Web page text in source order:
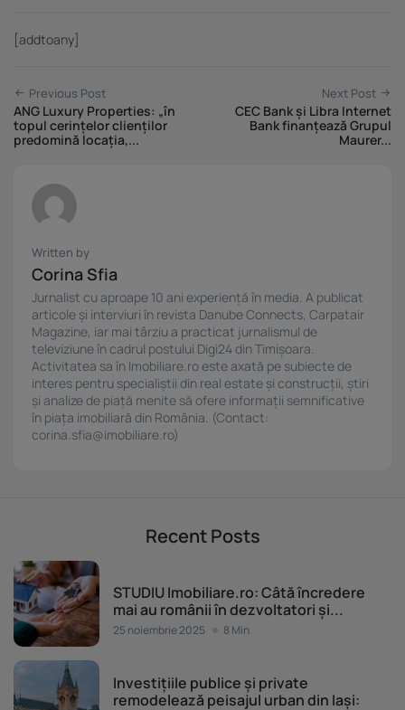
[addtoany]
Previous Post
ANG Luxury Properties: „în
topul cerințelor clienților
predomină locația,...
Next Post
CEC Bank și Libra Internet
Bank finanțează Grupul
Maurer...
Written by
Corina Sfia
Jurnalist cu aproape 10 ani experiență în media. A publicat
articole și interviuri în revista Danube Connects, Carpatair
Magazine, iar mai târziu a practicat jurnalismul de
televiziune în cadrul postului Digi24 din Timișoara.
Activitatea sa în Imobiliare.ro este axată pe subiecte de
interes pentru specialiștii din real estate și construcții, știri
și analize de piață menite să ofere informații semnificative
în piața imobiliară din România. (Contact:
corina.sfia@imobiliare.ro)
Recent Posts
STUDIU Imobiliare.ro: Câtă încredere
mai au românii în dezvoltatori și...
25 noiembrie 2025 8 Min
Investițiile publice și private
remodelează peisajul urban din Iași: